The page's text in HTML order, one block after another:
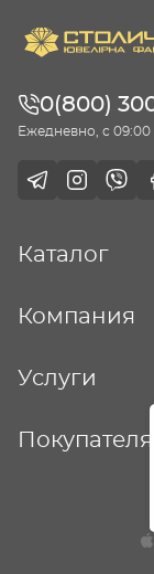
0(800)
Ежедневно, с 09:00
Каталог
Компания
Услуги